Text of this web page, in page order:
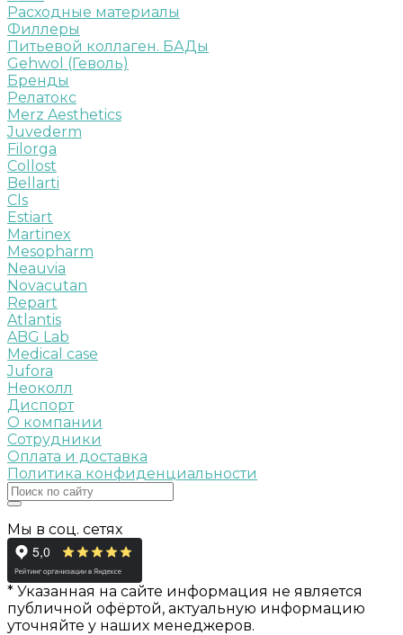
Расходные материалы
Филлеры
Питьевой коллаген. БАДы
Gehwol (Геволь)
Бренды
Релатокс
Merz Aesthetics
Juvederm
Filorga
Collost
Bellarti
Cls
Estiart
Martinex
Mesopharm
Neauvia
Novacutan
Repart
Atlantis
ABG Lab
Medical case
Jufora
Неоколл
Диспорт
О компании
Сотрудники
Оплата и доставка
Политика конфиденциальности
Мы в соц. сетях
* Указанная на сайте информация не является
публичной офёртой, актуальную информацию
уточняйте у наших менеджеров.